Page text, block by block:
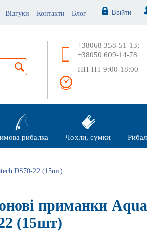
Відгуки Контакти Блог Ввійти
+38068 358-51-13;
+38050 609-14-78
ПН-ПТ 9:00-18:00
рибалка Чохли, сумки
DS70-22 (15шт)
приманки
(15шт)